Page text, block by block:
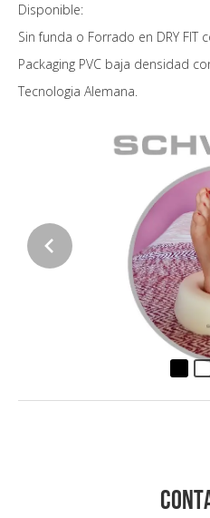
Disponible:
Sin funda o Forrado en DRY FIT
Packaging PVC baja densidad
Tecnologia Alemana.